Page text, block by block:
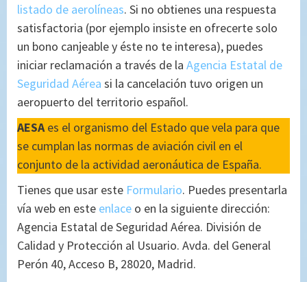
listado de aerolíneas. Si no obtienes una respuesta
satisfactoria (por ejemplo insiste en ofrecerte solo
un bono canjeable y éste no te interesa), puedes
iniciar reclamación a través de la Agencia Estatal de
Seguridad Aérea si la cancelación tuvo origen un
aeropuerto del territorio español.
AESAes el organismo del Estado que vela para que
se cumplan las normas de aviación civil en el
conjunto de la actividad aeronáutica de España.
Tienes que usar este Formulario. Puedes presentarla
vía web en este enlace o en la siguiente dirección:
Agencia Estatal de Seguridad Aérea. División de
Calidad y Protección al Usuario. Avda. del General
Perón 40, Acceso B, 28020, Madrid.